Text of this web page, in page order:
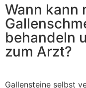
Wann kann
behandeln
zum Arzt?
Gallensteine selbst